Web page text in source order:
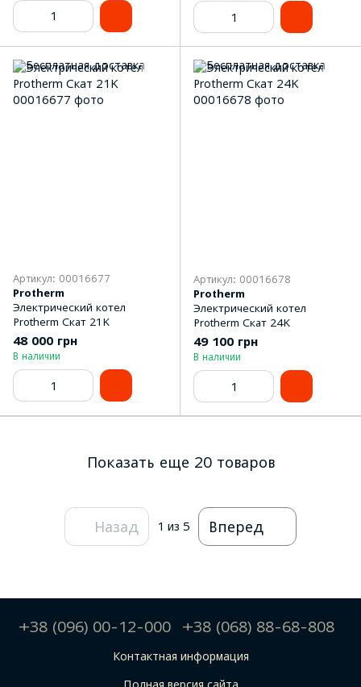
Артикул: 00016677
Protherm
Электрический котел
Protherm Скат 21K
48 000 грн
В наличии
Артикул: 00016678
Protherm
Электрический котел
Protherm Скат 24K
49 100 грн
В наличии
Показать еще 20 товаров
Назад 1 из 5 Вперед
+38 (096) 00-12-000 +38 (068) 88-68-808
Контактная информация
Полная версия сайта